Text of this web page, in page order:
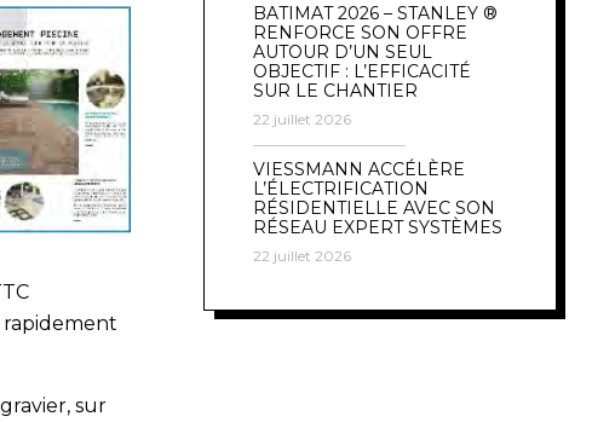
sur
BATIMAT 2026 – STANLEY ®
RENFORCE SON OFFRE
AUTOUR D’UN SEUL
OBJECTIF : L’EFFICACITÉ
SUR LE CHANTIER
22 juillet 2026
VIESSMANN ACCÉLÈRE
L’ÉLECTRIFICATION
RÉSIDENTIELLE AVEC SON
RÉSEAU EXPERT SYSTÈMES
22 juillet 2026